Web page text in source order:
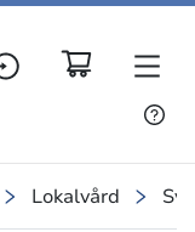
Lokalvård